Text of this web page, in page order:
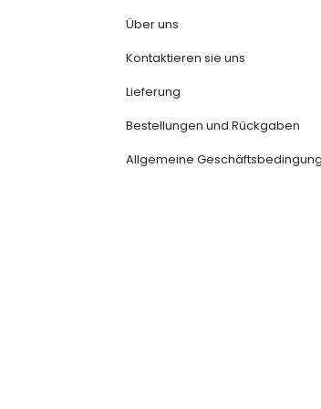
Über uns
Kontaktieren sie uns
Lieferung
Bestellungen und Rückgaben
Allgemeine